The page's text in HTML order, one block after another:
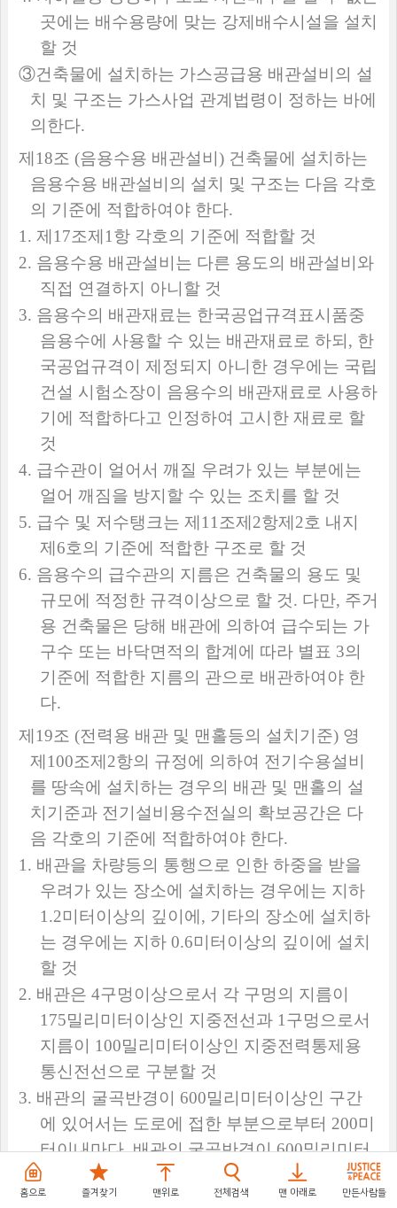
곳에는 배수용량에 맞는 강제배수시설을 설치
할 것
③건축물에 설치하는 가스공급용 배관설비의 설
치 및 구조는 가스사업 관계법령이 정하는 바에
의한다.
제 18조 (음용수용 배관설비 ) 건축물에 설치하는
음용수용 배관설비의 설치 및 구조는 다음 각호
의 기준에 적합하여야 한다.
1. 제 17조제 1 항 각호의 기준에 적합할 것
2. 음용수용 배관설비는 다른 용도의 배관설비와
직접 연결하지 아니할 것
3. 음용수의 배관재료는 한국공업규격표시품중
음용수에 사용할 수 있는 배관재료로 하되 , 한
국공업규격이 제정되지 아니한 경우에는 국립
건설 시험소장이 음용수의 배관재료로 사용하
기에 적합하다고 인정하여 고시한 재료로 할
것
4. 급수관이 얼어서 깨질 우려가 있는 부분에는
얼어 깨짐을 방지할 수 있는 조치를 할 것
5. 급수 및 저수탱크는 제 11 조제 2항제 2호 내지
제 6호의 기준에 적합한 구조로 할 것
6. 음용수의 급수관의 지름은 건축물의 용도 및
규모에 적정한 규격이상으로 할 것. 다만, 주거
용 건축물은 당해 배관에 의하여 급수되는 가
구수 또는 바닥면적의 합계에 따라 별표 3의
기준에 적합한 지름의 관으로 배관하여야 한
다.
제19조 (전력용 배관 및 맨홀등의 설치기준) 영
제100조제2항의 규정에 의하여 전기수용설비
를 땅속에 설치하는 경우의 배관 및 맨홀의 설
치기준과 전기설비용수전실의 확보공간은 다
음 각호의 기준에 적합하여야 한다.
1. 배관을 차량등의 통행으로 인한 하중을 받을
우려가 있는 장소에 설치하는 경우에는 지하
1.2미터이상의 깊이에, 기타의 장소에 설치하
는 경우에는 지하 0.6미터이상의 깊이에 설치
할 것
2. 배관은 4구멍이상으로서 각 구멍의 지름이
175밀리미터이상인 지중전선과 1 구멍으로서
지름이 100밀리미터이상인 지중전력통제용
통신전선으로 구분할 것
3. 배관의 굴곡반경이 600밀리미터이상인 구간
에 있어서는 도로에 접한 부분으로부터 200미
터이내마다,배관의 굴곡반경이600밀리미터
미만인 구간에 있어서는 당해굴곡부분마다 각
내부의 크기가 가로
미터이상 , 세로 2.0미
홈으로 즐겨찾기 맨위로 전체검색 맨 아래로 만든사람들